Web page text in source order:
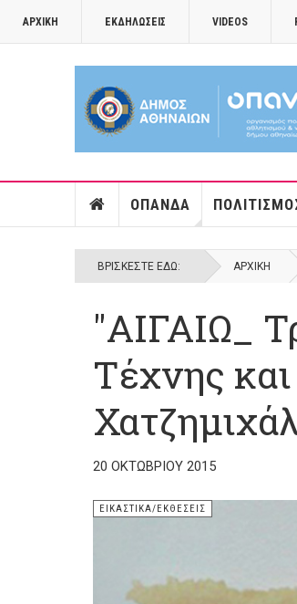
ΑΡΧΙΚΉ ΕΚΔΗΛΏΣΕΙΣ VIDEOS
ΟΠΑΝΔΑ
ΒΡΊΣΚΕΣΤΕ ΕΔΏ: ΑΡΧΙΚΉ
"ΑΙΓΑΙΩ_
Τέχνης
20 ΟΚΤΩΒΡΊΟΥ 2015
ΕΙΚΑΣΤΙΚΆ/ΕΚΘΈΣΕΙΣ